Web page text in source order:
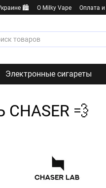
🏙️ О Milky Vape Оплата и
Электронные сигареты
💨